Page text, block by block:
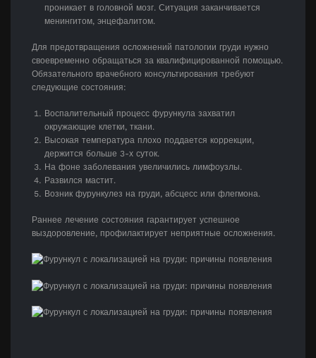
проникает в головной мозг. Ситуация заканчивается
менингитом, энцефалитом.
Для предотвращения осложнений патологии груди нужно
своевременно обращаться за квалифицированной помощью.
Обязательного врачебного консультирования требуют
следующие состояния:
Воспалительный процесс фурункула захватил
окружающие клетки, ткани.
Высокая температура плохо поддается коррекции,
держится больше 3-х суток.
На фоне заболевания увеличились лимфоузлы.
Развился мастит.
Возник фурункулез на груди, абсцесс или флегмона.
Раннее лечение состояния гарантирует успешное
выздоровление, профилактирует неприятные осложнения.